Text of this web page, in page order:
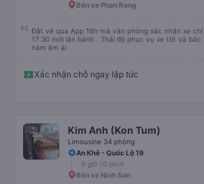
Bến xe Phan Rang
Đặt vé qua App 16h mà văn phòng xác nhận xe chỉ
17:30 mới lăn bánh . Thái độ phục vụ xe tốt và
nằm êm ái
Xác nhận chỗ ngay lập tức
Kim Anh (Kon Tum)
Limousine 34 phòng
An Khê - Quốc Lộ 19
9 giờ 10 phút
Bến xe Ninh Sơn